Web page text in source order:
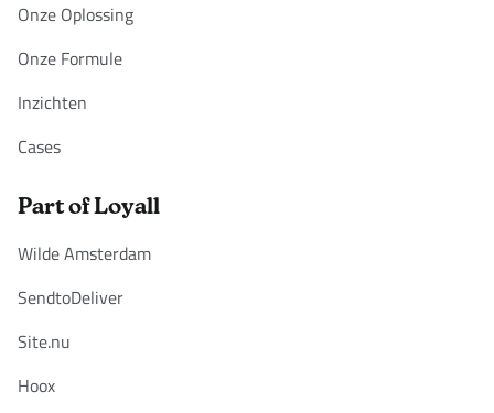
Onze Oplossing
Onze Formule
Inzichten
Cases
Part of Loyall
Wilde Amsterdam
SendtoDeliver
Site.nu
Hoox